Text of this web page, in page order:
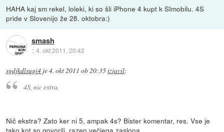
HAHA kaj sm rekel, loleki, ki so šli iPhone 4 kupt k SImobilu. 4S
pride v Slovenijo že 28. oktobra:)
smash
::4. okt 2011, 20:42
sgdjkdlsugi4 je4. okt 2011 ob 20:35izjavil:
4S, nic extra.
Nič ekstra? Zato ker ni 5, ampak 4s? Bister komentar, res. Vse je